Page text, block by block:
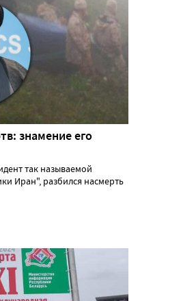
знамение его
так называемой
Иран", разбился насмерть